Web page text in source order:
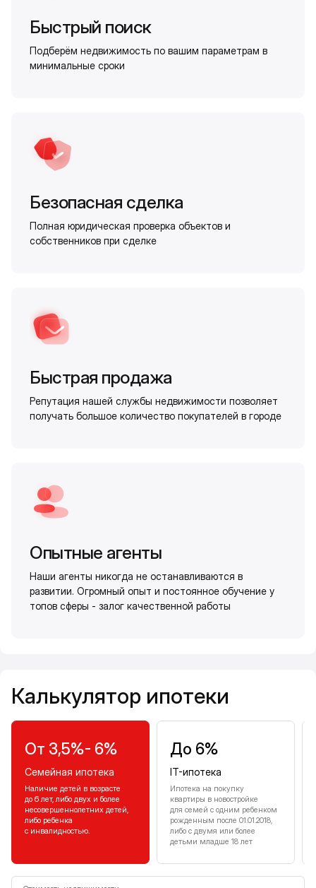
Быстрый поиск
Подберём недвижимость по вашим параметрам в
минимальные сроки
Безопасная сделка
Полная юридическая проверка объектов и
собственников при сделке
Быстрая продажа
Репутация нашей службы недвижимости позволяет
получать большое количество покупателей в городе
Опытные агенты
Наши агенты никогда не останавливаются в
развитии. Огромный опыт и постоянное обучение у
топов сферы - залог качественной работы
Калькулятор ипотеки
От 3,5%- 6%
Семейная ипотека
Наличие детей в возрасте
до 6 лет, либо двух и более
несовершеннолетних детей,
либо ребенка
с инвалидностью.
До 6%
IT-ипотека
Ипотека на покупку
квартиры в новостройке
для семей с одним ребенком
рожденным после 01.01.2018,
либо с двумя или более
детьми младше 18 лет